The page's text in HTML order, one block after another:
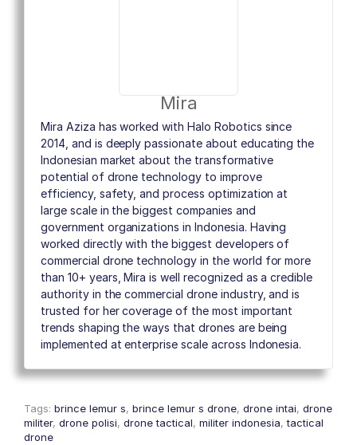
Mira
Mira Aziza has worked with Halo Robotics since
2014, and is deeply passionate about educating the
Indonesian market about the transformative
potential of drone technology to improve
efficiency, safety, and process optimization at
large scale in the biggest companies and
government organizations in Indonesia. Having
worked directly with the biggest developers of
commercial drone technology in the world for more
than 10+ years, Mira is well recognized as a credible
authority in the commercial drone industry, and is
trusted for her coverage of the most important
trends shaping the ways that drones are being
implemented at enterprise scale across Indonesia.
Tags: brince lemur s, brince lemur s drone, drone intai, drone
militer, drone polisi, drone tactical, militer indonesia,tactical
drone